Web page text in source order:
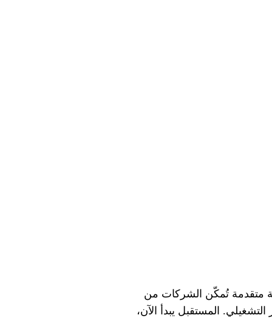
متقدمة تُمكّن الشركات من
المستقبل يبدأ الآن،